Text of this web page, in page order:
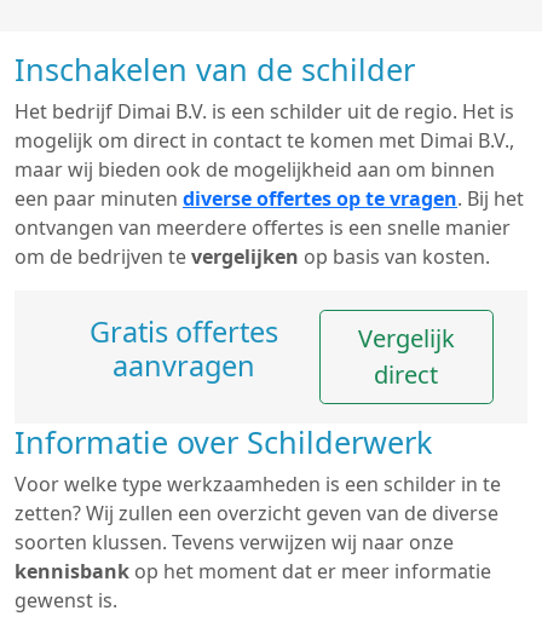
Inschakelen van de schilder
Het bedrijf Dimai B.V. is een schilder uit de regio. Het is
mogelijk om direct in contact te komen met Dimai B.V.,
maar wij bieden ook de mogelijkheid aan om binnen
een paar minuten diverse offertes op te vragen. Bij het
ontvangen van meerdere offertes is een snelle manier
om de bedrijven tevergelijken op basis van kosten.
Gratis offertes
aanvragen
Vergelijk
direct
Informatie over Schilderwerk
Voor welke type werkzaamheden is een schilder in te
zetten? Wij zullen een overzicht geven van de diverse
soorten klussen. Tevens verwijzen wij naar onze
kennisbank op het moment dat er meer informatie
gewenst is.